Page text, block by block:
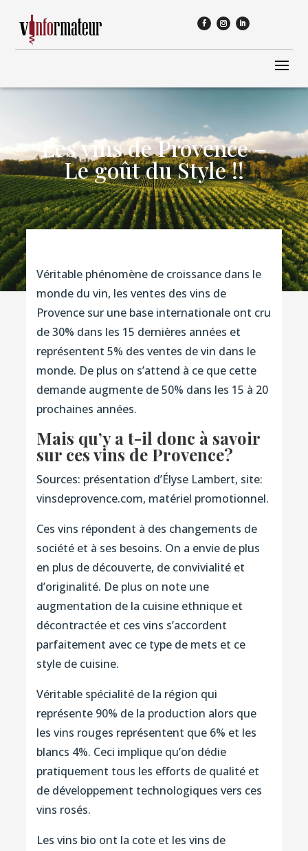
Les vins de Provence –
Le goût du Style !!
Véritable phénomène de croissance dans le
monde du vin, les ventes des vins de
Provence sur une base internationale ont cru
de 30% dans les 15 dernières années et
représentent 5% des ventes de vin dans le
monde. De plus on s’attend à ce que cette
demande augmente de 50% dans les 15 à 20
prochaines années.
Mais qu’y a t-il donc à savoir
sur cesvins de Provence?
Sources: présentation d’Élyse Lambert, site:
vinsdeprovence.com, matériel promotionnel.
Ces vins répondent à des changements de
société et à ses besoins. On a envie de plus
en plus de découverte, de convivialité et
d’originalité. De plus on note une
augmentation de la cuisine ethnique et
décontractée et ces vins s’accordent
parfaitement avec ce type de mets et ce
style de cuisine.
Véritable spécialité de la région qui
représente 90% de la production alors que
les vins rouges représentent que 6% et les
blancs 4%. Ceci implique qu’on dédie
pratiquement tous les efforts de qualité et
de développement technologiques vers ces
vins rosés.
Les vins bio ont la cote et les vins de